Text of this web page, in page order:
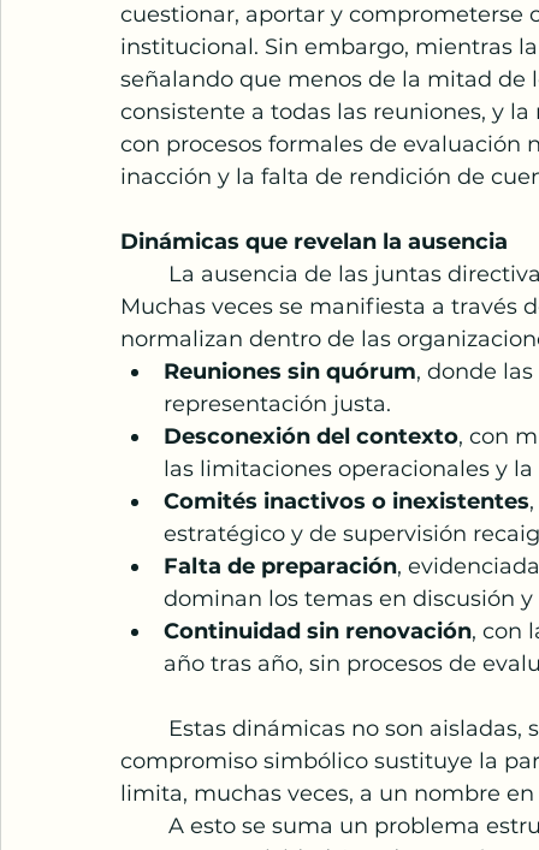
cuestionar, aportar y comprometerse
institucional. Sin embargo, mientras
señalando que menos de la mitad
consistente a todas las reuniones, y
con procesos formales de
inacción y la falta de rendición de
Dinámicas que revelan la ausencia
Muchas veces se manifiesta a través
normalizan dentro de las
Reuniones sin quórum, donde
representación justa.
Desconexión del contexto, con
las limitaciones operacionales y
Comités inactivos o inexistentes
estratégico y de supervisión
Falta de preparación,
dominan los temas en discusión
Continuidad sin renovación, con
año tras año, sin procesos de
compromiso simbólico sustituye la
limita, muchas veces, a un nombre